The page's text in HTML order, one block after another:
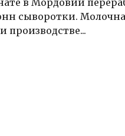
в Мордовии
сыворотки.
производстве...